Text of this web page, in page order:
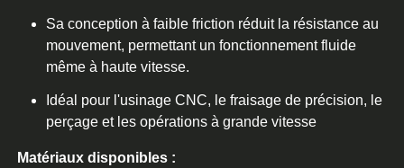
Sa conception à faible friction réduit la résistance au
mouvement, permettant un fonctionnement fluide
même à haute vitesse.
Idéal pour l'usinage CNC, le fraisage de précision, le
perçage et les opérations à grande vitesse
Matériaux disponibles :